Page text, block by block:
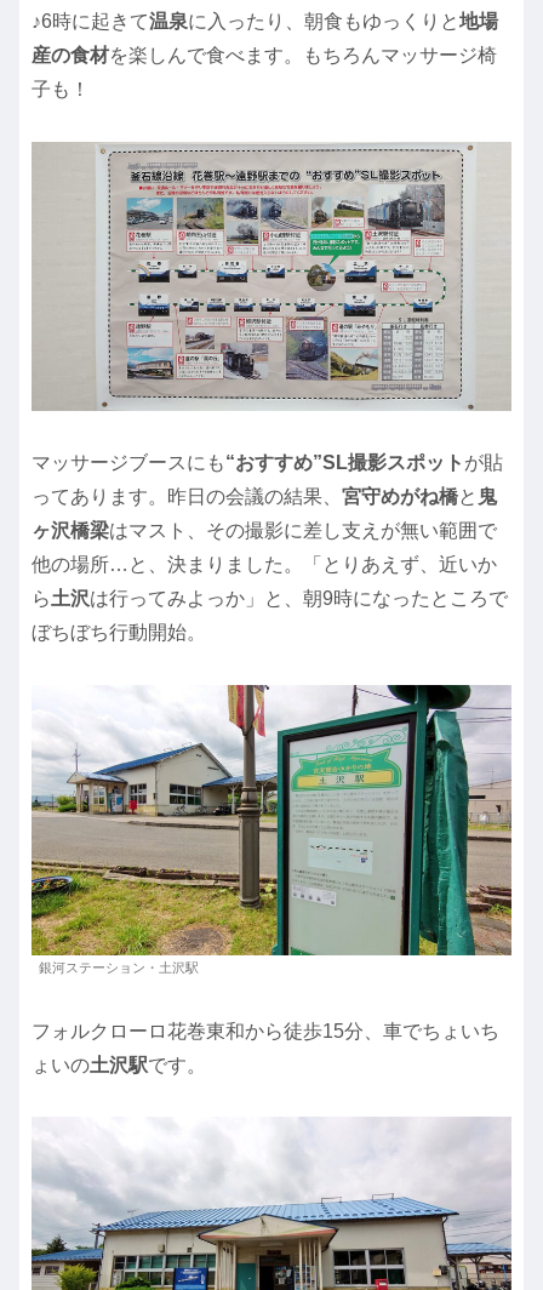
♪6時に起きて温泉に入ったり、朝食もゆっくりと地場
産の食材を楽しんで食べます。もちろんマッサージ椅
子も！
マッサージブースにも“おすすめ”SL撮影スポット が貼
ってあります。昨日の会議の結果、 宮守めがね橋と 鬼
ヶ沢橋梁はマスト、その撮影に差し支えが無い範囲で
他の場所…と、決まりました。「とりあえず、近いか
ら土沢は行ってみよっか」と、朝9時になったところで
ぼちぼち行動開始。
銀河ステーション・土沢駅
フォルクローロ花巻東和から徒歩15分、車でちょいち
ょいの土沢駅です。